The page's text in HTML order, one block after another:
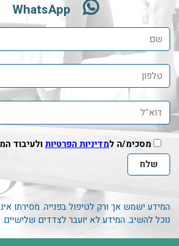
WhatsApp
מסכימ/ה למדיניות הפרטיותולעיבוד
המידע ישמש אך ורק לטיפול בפנייה. מסירתו
נוכל להשיב. המידע לא יועבר לצדדים שלישיים.